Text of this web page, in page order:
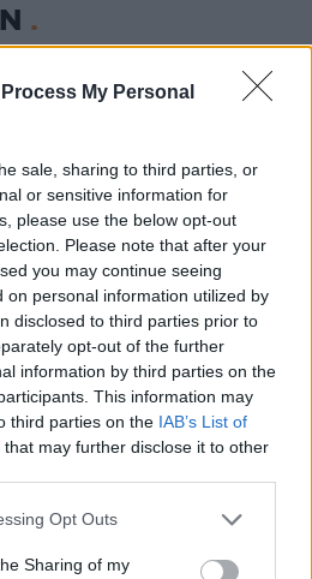
My Personal
sale, sharing to third parties, or
or sensitive information for
please use the below opt-out
Please note that after your
you may continue seeing
on personal information utilized by
disclosed to third parties prior to
opt-out of the further
information by third parties on the
This information may
third parties on the IAB’s List of
that may further disclose it to other
app uses one or more Google
behaviour. You may click to
Opt Outs
Sharing of my
Σχολιασμένα
Ελευθερία για πάντα! (+video)
έκανε 1.980 χλμ με έναν
του Δούναβη και
γέφυρας του Μεγάλου
«έχρισε» διάδοχό του τον